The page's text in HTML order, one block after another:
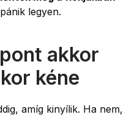
legyen.
akkor
kéne
amíg kinyílik. Ha nem,